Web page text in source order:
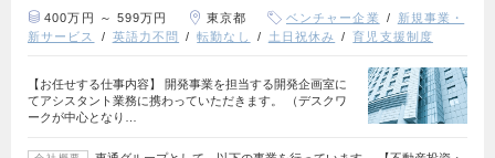
400万円 ～ 599万円 東京都 ベンチャー企業
新規事業・
新サービス
英語力不問 転勤なし 土日祝休み 育児支援制度
【お任せする仕事内容】 開発事業を担当する開発企画室に
てアシスタント業務に携わっていただきます。 （デスクワ
ークが中心となり…